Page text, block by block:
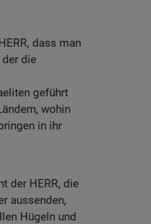
dass man
der die
geführt
wohin
in ihr
der HERR, die
aussenden,
Hügeln und